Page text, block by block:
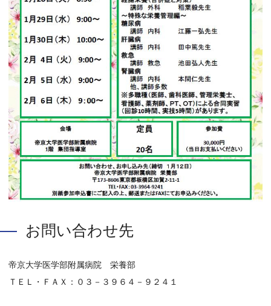
お問い合わせ先
帝京大学医学部附属病院 栄養部
ＴＥＬ・ＦＡＸ：０３－３９６４－９２４１